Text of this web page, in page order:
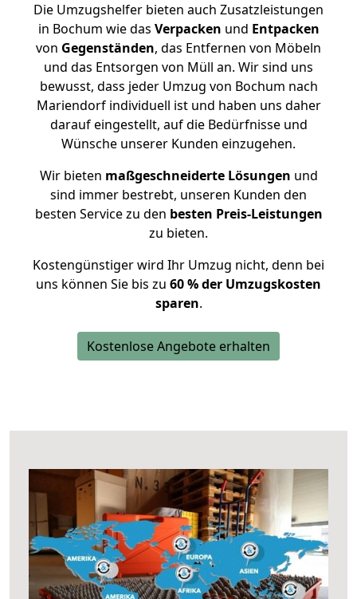
Die Umzugshelfer bieten auch Zusatzleistungen
in Bochum wie das Verpacken und Entpacken
von Gegenständen, das Entfernen von Möbeln
und das Entsorgen von Müll an. Wir sind uns
bewusst, dass jeder Umzug von Bochum nach
Mariendorf individuell ist und haben uns daher
darauf eingestellt, auf die Bedürfnisse und
Wünsche unserer Kunden einzugehen.
Wir bieten maßgeschneiderte Lösungen und
sind immer bestrebt, unseren Kunden den
besten Service zu den besten Preis-Leistungen
zu bieten.
Kostengünstiger wird Ihr Umzug nicht, denn bei
uns können Sie bis zu 60 % der Umzugskosten
sparen.
Kostenlose Angebote erhalten